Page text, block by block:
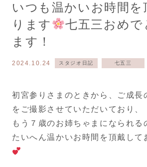
いつも温かいお時間を
ります
七五三おめで
ます！
2024.10.24 スタジオ日記 七五三
初宮参りさまのときから、ご成長
をご撮影させていただいており、
もう７歳のお姉ちゃまになられる
たいへん温かいお時間を頂戴して